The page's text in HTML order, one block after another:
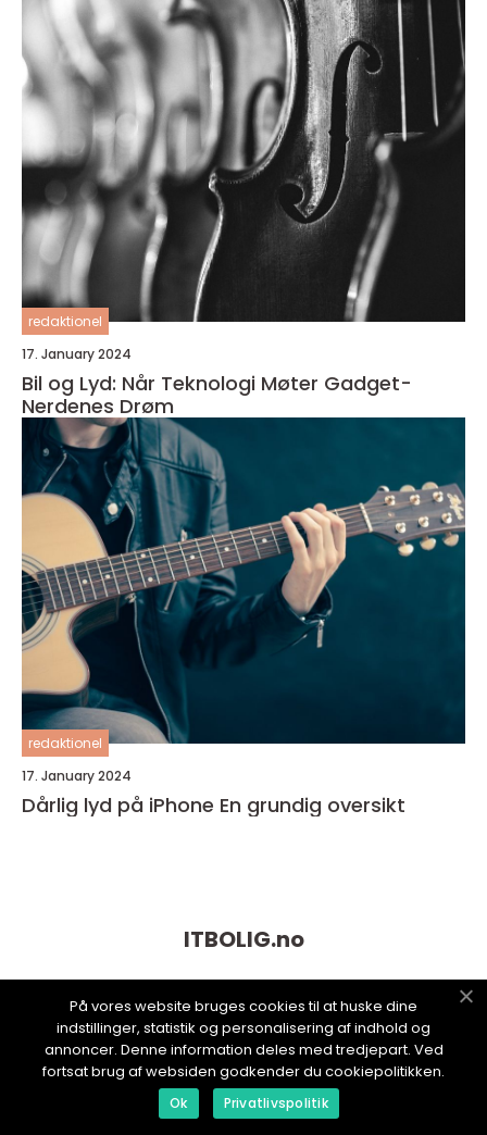
redaktionel
17. January 2024
Bil og Lyd: Når Teknologi Møter Gadget-
Nerdenes Drøm
redaktionel
17. January 2024
Dårlig lyd på iPhone En grundig oversikt
ITBOLIG.no
På vores website bruges cookies til at huske dine
indstillinger, statistik og personalisering af indhold og
annoncer. Denne information deles med tredjepart. Ved
fortsat brug af websiden godkender du cookiepolitikken.
Ok Privatlivspolitik